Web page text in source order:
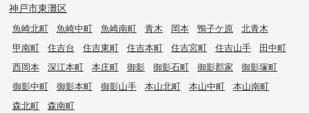
神戸市東灘区
魚崎北町 魚崎中町 魚崎南町 青木 岡本 鴨子ケ原
北青木
甲南町
住吉台 住吉東町 住吉本町 住吉宮町 住吉山手
田中町
西岡本
深江本町 本庄町 御影 御影石町 御影郡家
御影塚町
御影中町
御影本町 御影山手 本山北町 本山中町
本山南町
森北町
森南町